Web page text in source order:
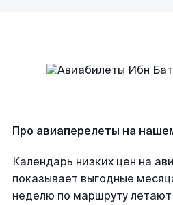
Про авиаперелеты на
Календарь низких цен на
показывает выгодные
неделю по маршруту летают